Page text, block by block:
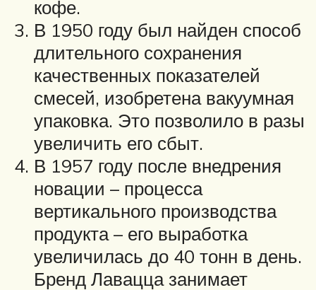
кофе.
В 1950 году был найден способ
длительного сохранения
качественных показателей
смесей, изобретена вакуумная
упаковка. Это позволило в разы
увеличить его сбыт.
В 1957 году после внедрения
новации – процесса
вертикального производства
продукта – его выработка
увеличилась до 40 тонн в день.
Бренд Лавацца занимает